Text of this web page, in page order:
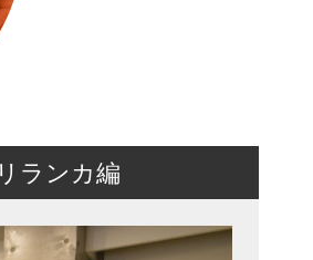
ランカ編